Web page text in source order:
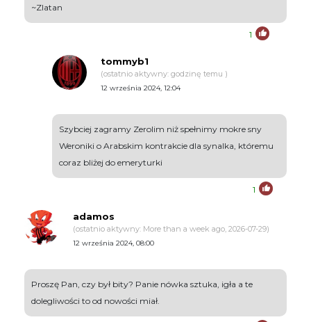
~Zlatan
1
tommyb1
(ostatnio aktywny: godzinę temu )
12 września 2024, 12:04
Szybciej zagramy Zerolim niż spełnimy mokre sny
Weroniki o Arabskim kontrakcie dla synalka, któremu
coraz bliżej do emeryturki
1
adamos
(ostatnio aktywny: More than a week ago, 2026-07-29)
12 września 2024, 08:00
Proszę Pan, czy był bity? Panie nówka sztuka, igła a te
dolegliwości to od nowości miał.